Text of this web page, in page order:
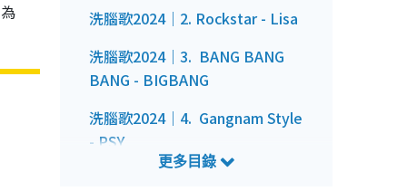
洗腦歌2024｜2. Rockstar - Lisa
洗腦歌2024｜3. BANG BANG
BANG - BIGBANG
洗腦歌2024｜4. Gangnam Style
- PSY